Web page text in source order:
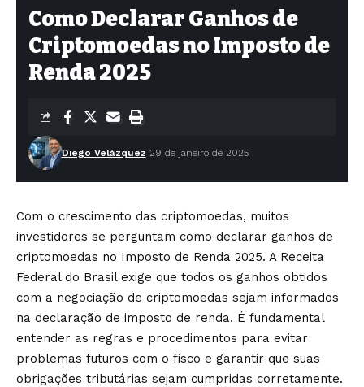
Como Declarar Ganhos de
Criptomoedas no Imposto de
Renda 2025
Diego Velázquez 29 de janeiro de 2025
Com o crescimento das criptomoedas, muitos
investidores se perguntam como declarar ganhos de
criptomoedas no Imposto de Renda 2025. A Receita
Federal do Brasil exige que todos os ganhos obtidos
com a negociação de criptomoedas sejam informados
na declaração de imposto de renda. É fundamental
entender as regras e procedimentos para evitar
problemas futuros com o fisco e garantir que suas
obrigações tributárias sejam cumpridas corretamente.